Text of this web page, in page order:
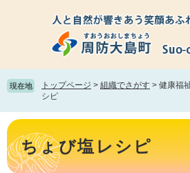
頭
で
飛
ば
て
文
へ
現在地 トップページ > 組織でさがす > 健康福
シピ
本
文 ちょび塩レシピ